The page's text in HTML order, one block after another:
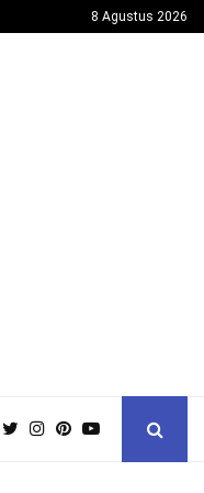
8 Agustus 2026